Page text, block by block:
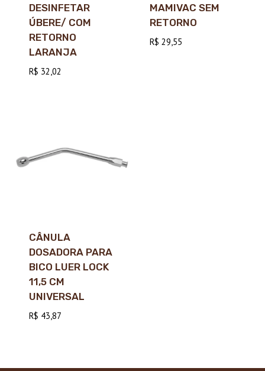
DESINFETAR
ÚBERE/ COM
RETORNO
LARANJA
R$ 32,02
MAMIVAC SEM
RETORNO
R$ 29,55
CÂNULA
DOSADORA PARA
BICO LUER LOCK
11,5 CM
UNIVERSAL
R$ 43,87